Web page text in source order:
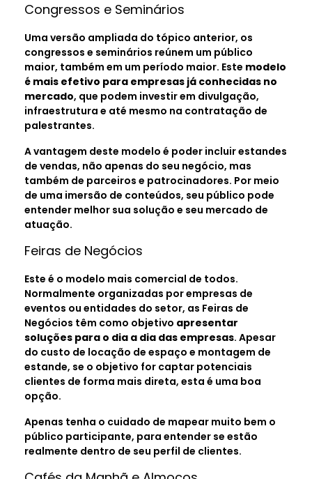
Congressos e Seminários
Uma versão ampliada do tópico anterior, os
congressos e seminários reúnem um público
maior, também em um período maior. Este modelo
é mais efetivo para empresas já conhecidas no
mercado, que podem investir em divulgação,
infraestrutura e até mesmo na contratação de
palestrantes.
A vantagem deste modelo é poder incluir estandes
de vendas, não apenas do seu negócio, mas
também de parceiros e patrocinadores. Por meio
de uma imersão de conteúdos, seu público pode
entender melhor sua solução e seu mercado de
atuação.
Feiras de Negócios
Este é o modelo mais comercial de todos.
Normalmente organizadas por empresas de
eventos ou entidades do setor, as Feiras de
Negócios têm como objetivo apresentar
soluções para o dia a dia das empresas. Apesar
do custo de locação de espaço e montagem de
estande, se o objetivo for captar potenciais
clientes de forma mais direta, esta é uma boa
opção.
Apenas tenha o cuidado de mapear muito bem o
público participante, para entender se estão
realmente dentro de seu perfil de clientes.